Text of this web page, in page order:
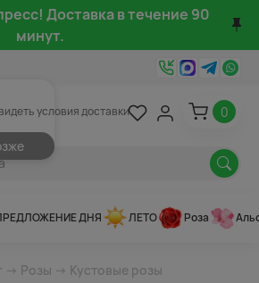
Доставка в течение 90
минут.
условия доставки 0
ДНЯ ЛЕТО Роза
→ Розы → Кустовые розы